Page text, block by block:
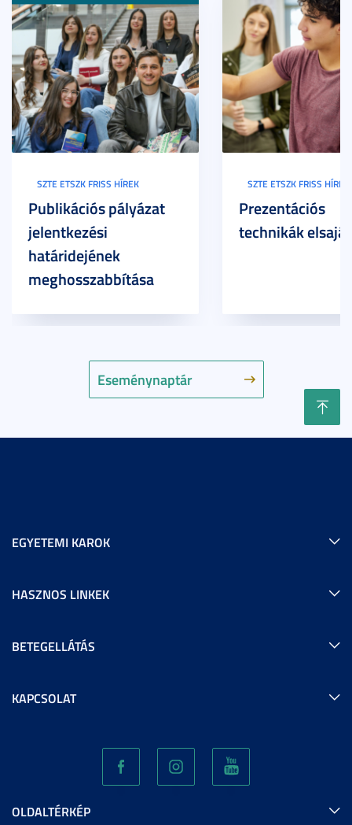
Eseménynaptár
SZTE ETSZK FRISS HÍREK
Publikációs pályázat
jelentkezési
határidejének
meghosszabbítása
SZTE ETSZK FRISS HÍREK
Prezentációs
technikák
EGYETEMI KAROK
HASZNOS LINKEK
BETEGELLÁTÁS
KAPCSOLAT
OLDALTÉRKÉP